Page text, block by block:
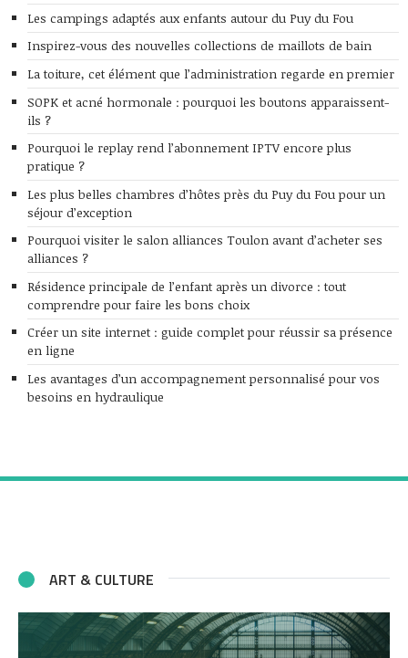
Les campings adaptés aux enfants autour du Puy du Fou
Inspirez-vous des nouvelles collections de maillots de bain
La toiture, cet élément que l’administration regarde en premier
SOPK et acné hormonale : pourquoi les boutons apparaissent-
ils ?
Pourquoi le replay rend l’abonnement IPTV encore plus
pratique ?
Les plus belles chambres d’hôtes près du Puy du Fou pour un
séjour d’exception
Pourquoi visiter le salon alliances Toulon avant d’acheter ses
alliances ?
Résidence principale de l’enfant après un divorce : tout
comprendre pour faire les bons choix
Créer un site internet : guide complet pour réussir sa présence
en ligne
Les avantages d’un accompagnement personnalisé pour vos
besoins en hydraulique
ART & CULTURE